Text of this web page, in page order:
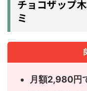
チョコザップ
ミ
月額2,980円